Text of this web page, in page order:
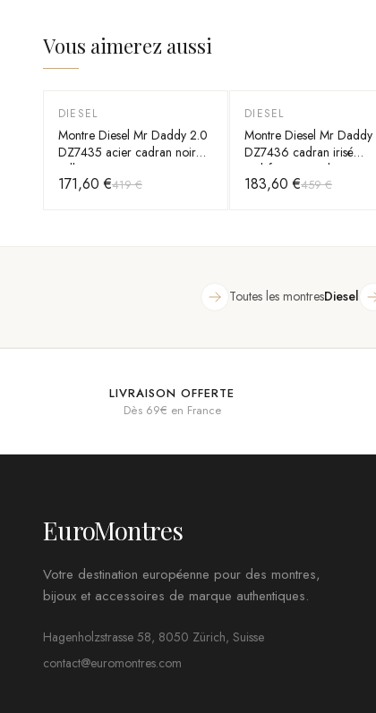
Vous aimerez aussi
-59%
DIESEL
Montre Diesel Mr Daddy 2.0
DZ7435 acier cadran noir
taille XXL
171,60 €419 €
-60%
DIESEL
Montre Diesel Mr
DZ7436 cadran irisé
multifonction colore
183,60 €459 €
Toutes les montresDiesel
LIVRAISON OFFERTE
Dès 69€ en France
EuroMontres
Votre destination européenne pour des montres,
bijoux et accessoires de marque authentiques.
Hagenholzstrasse 58, 8050 Zürich, Suisse
contact@euromontres.com